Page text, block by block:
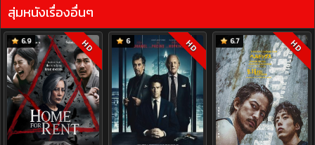
สุ่มหนังเรื่องอื่นๆ
6.9 HD 6 HD 6.7 HD